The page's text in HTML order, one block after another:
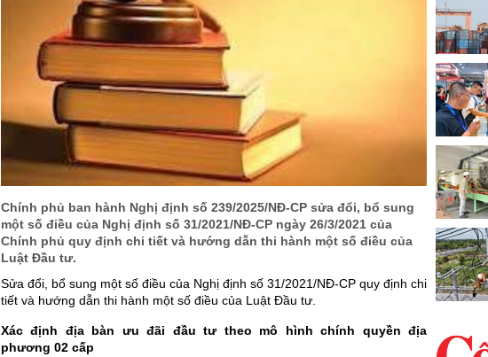
Chính phủ ban hành Nghị định số 239/2025/NĐ-CP sửa đổi, bổ sung
một số điều của Nghị định số 31/2021/NĐ-CP ngày 26/3/2021 của
Chính phủ quy định chi tiết và hướng dẫn thi hành một số điều của
Luật Đầu tư.
Sửa đổi, bổ sung một số điều của Nghị định số 31/2021/NĐ-CP quy định chi
tiết và hướng dẫn thi hành một số điều của Luật Đầu tư.
Xác định địa bàn ưu đãi đầu tư theo mô hình chính quyền địa
phương 02 cấp